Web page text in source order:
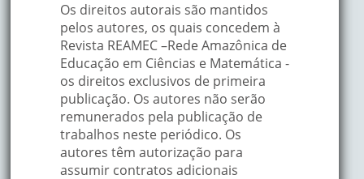
Os direitos autorais são mantidos
pelos autores, os quais concedem à
Revista REAMEC –Rede Amazônica de
Educação em Ciências e Matemática -
os direitos exclusivos de primeira
publicação. Os autores não serão
remunerados pela publicação de
trabalhos neste periódico. Os
autores têm autorização para
assumir contratos adicionais